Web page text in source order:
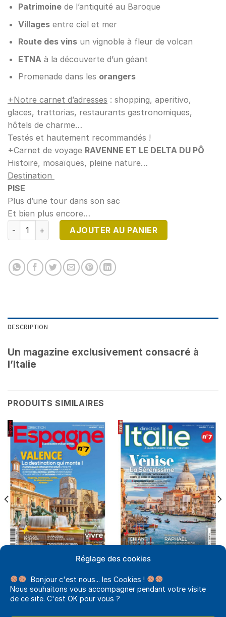
Réglage des cookies
Bonjour c'est nous... les Cookies !
Nous souhaitons vous accompagner pendant votre visite
de ce site. C'est OK pour vous ?
Patrimoinede l’antiquité au Baroque
Villagesentre ciel et mer
Route des vinsun vignoble à fleur de volcan
ETNA à la découverte d’un géant
Promenade dans les orangers
+Notre carnet d’adresses : shopping, aperitivo,
glaces, trattorias, restaurants gastronomiques,
hôtels de charme…
Testés et hautement recommandés !
+Carnet de voyage RAVENNE ET LE DELTA DU PÔ
Histoire, mosaïques, pleine nature…
Destination
PISE
Plus d’une tour dans son sac
Et bien plus encore…
quantité de DIRECTION ITALIE N°5
AJOUTER AU PANIER
DESCRIPTION
Un magazine exclusivement consacré à
l’Italie
PRODUITS SIMILAIRES
DIRECTION ESPAGNE PAPIER
7,95€
AJOUTER AU PANIER
DIRECTION ITALIE PAPIER
7,95€
AJOUTER AU PANIER